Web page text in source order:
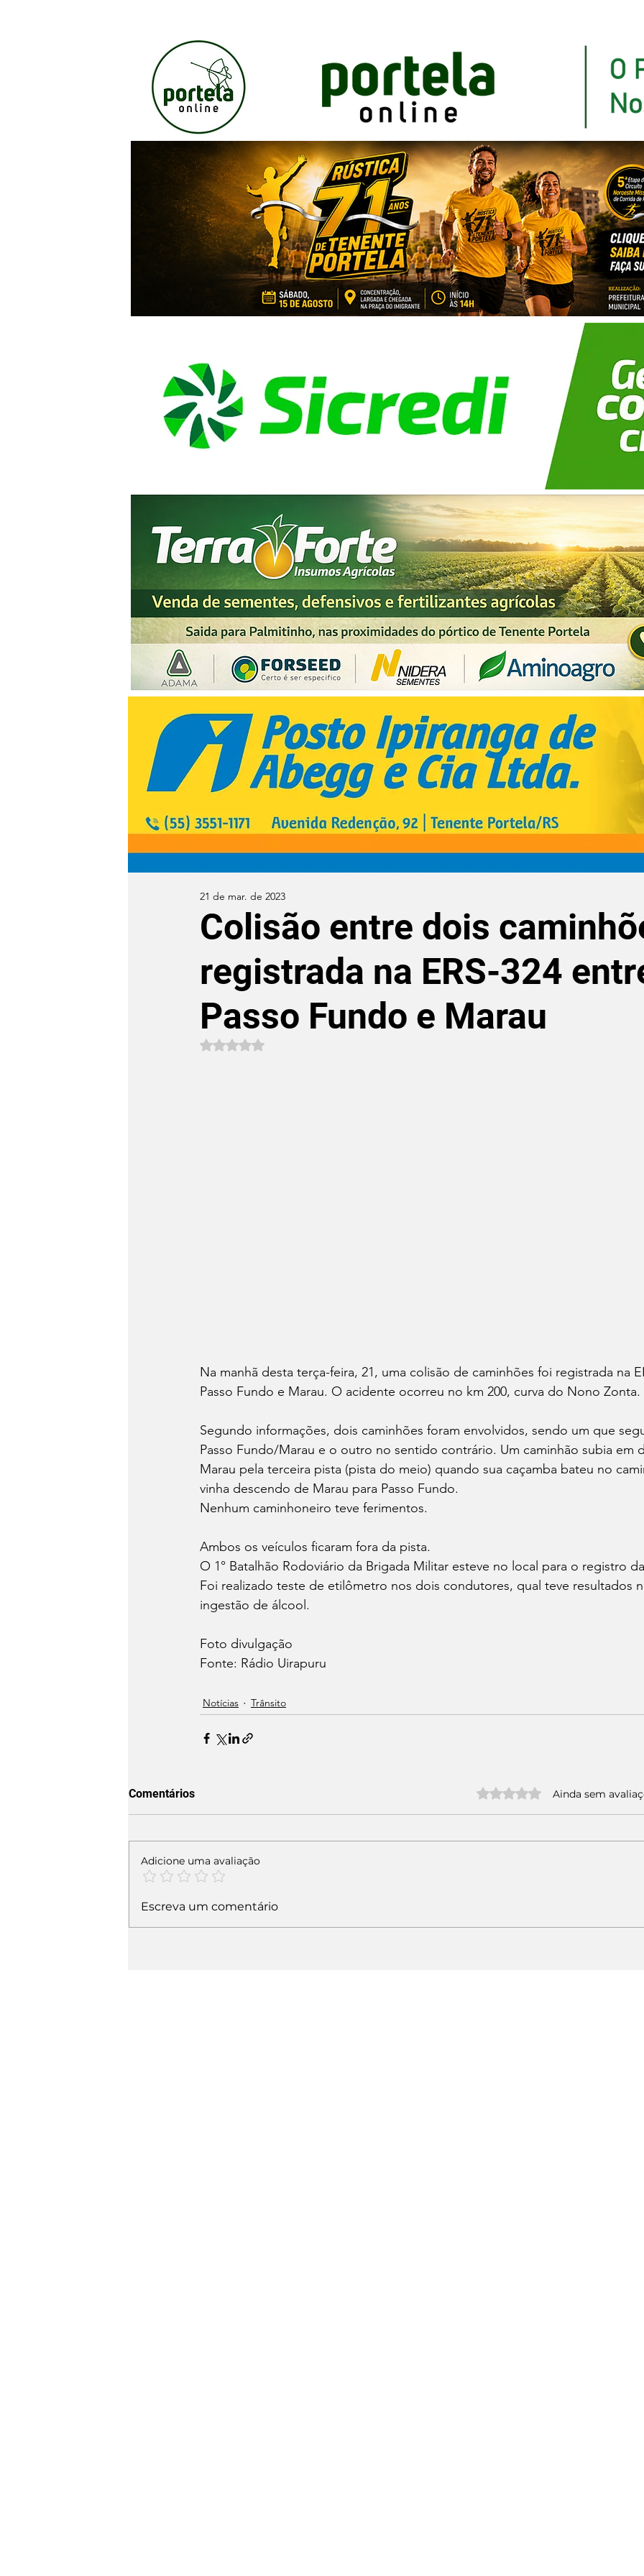
Colisão entre dois
registrada na ERS-324
Passo Fundo e Marau
21 de mar. de 2023
Avaliado com NaN de 5 estrelas.
Na manhã desta terça-feira, 21, uma colisão de caminhões foi registrada na
Passo Fundo e Marau. O acidente ocorreu no km 200, curva do Nono Zonta.
Segundo informações, dois caminhões foram envolvidos, sendo um que
Passo Fundo/Marau e o outro no sentido contrário. Um caminhão subia em
Marau pela terceira pista (pista do meio) quando sua caçamba bateu no
vinha descendo de Marau para Passo Fundo.
Nenhum caminhoneiro teve ferimentos.
Ambos os veículos ficaram fora da pista.
O 1° Batalhão Rodoviário da Brigada Militar esteve no local para o registro
Foi realizado teste de etilômetro nos dois condutores, qual teve resultados
ingestão de álcool.
Foto divulgação
Fonte: Rádio Uirapuru
Notícias Trânsito
Comentários Avaliado com 0 de 5 estrelas.
Ainda sem
Adicione uma avaliação
Escreva um comentário